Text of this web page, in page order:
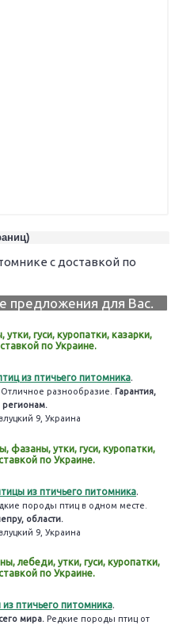
с доставкой по
предложения для Вас.
гуси, куропатки, казарки,
по Украине.
из птичьего питомника.
Отличное разнообразие. Гарантия,
регионам.
9, Украина
фазаны, утки, гуси, куропатки,
по Украине.
из птичьего питомника
породы птиц в одном месте.
области.
9, Украина
лебеди, утки, гуси, куропатки,
по Украине.
птичьего питомника.
мира. Редкие породы птиц от